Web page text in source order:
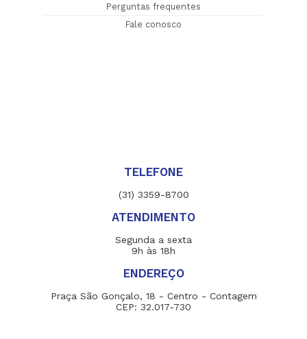
Perguntas frequentes
Fale conosco
TELEFONE
(31) 3359-8700
ATENDIMENTO
Segunda a sexta
9h às 18h
ENDEREÇO
Praça São Gonçalo, 18 - Centro - Contagem
CEP: 32.017-730